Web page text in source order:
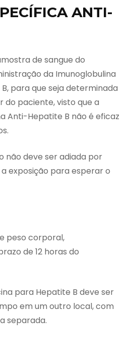
ANTI-
de sangue do
da Imunoglobulina
para que seja determinada
paciente, visto que a
Anti-Hepatite B não é eficaz
não deve ser adiada por
exposição para esperar o
peso corporal,
de 12 horas do
para Hepatite B deve ser
em um outro local, com
separada.